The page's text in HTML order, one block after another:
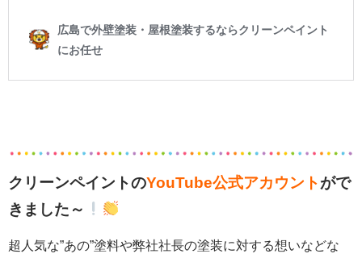
クリーンペイントのYouTube公式アカウントがで
きました～
超人気な”あの”塗料や弊社社長の塗装に対する想いなどな